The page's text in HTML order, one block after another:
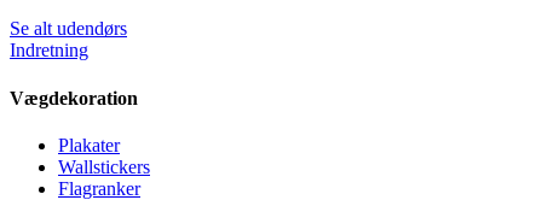
Se alt udendørs
Indretning
Vægdekoration
Plakater
Wallstickers
Flagranker